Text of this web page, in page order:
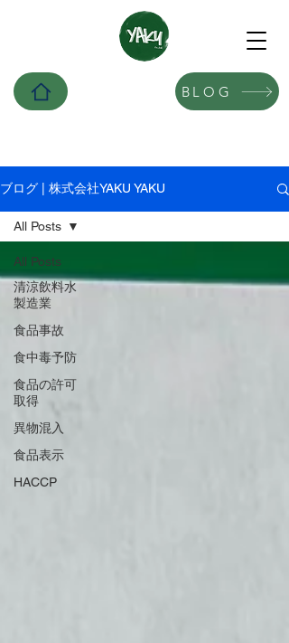
BLOG
ブログ | 株式会社YAKU YAKU
All Posts
清涼飲料水
製造業
食品事故
食中毒予防
食品の許可
取得
異物混入
食品表示
HACCP
All Posts